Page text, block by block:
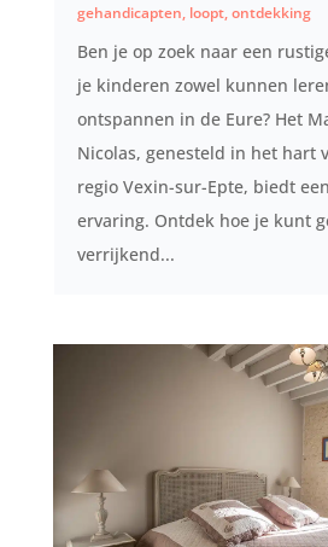
gehandicapten, loopt,ontdekking
Ben je op zoek naar een
je kinderen zowel kunnen
ontspannen in de Eure? Het
Nicolas, genesteld in het hart
regio Vexin-sur-Epte, biedt
ervaring. Ontdek hoe je kunt
verrijkend...